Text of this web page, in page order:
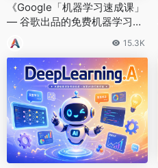
《Google「机器学习速成课」
— 谷歌出品的免费机器学习入
门教程》
15.3K